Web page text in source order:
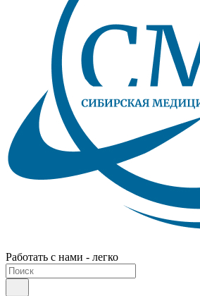
Работать с нами - легко